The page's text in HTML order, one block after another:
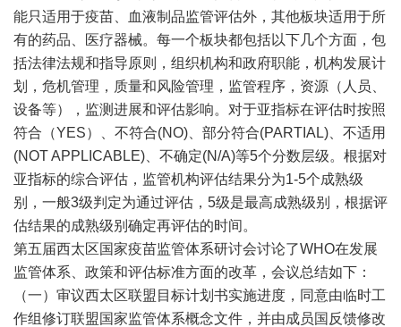
能只适用于疫苗、血液制品监管评估外，其他板块适用于所
有的药品、医疗器械。每一个板块都包括以下几个方面，包
括法律法规和指导原则，组织机构和政府职能，机构发展计
划，危机管理，质量和风险管理，监管程序，资源（人员、
设备等），监测进展和评估影响。对于亚指标在评估时按照
符合（YES）、不符合(NO)、部分符合(PARTIAL)、不适用
(NOT APPLICABLE)、不确定(N/A)等5个分数层级。根据对
亚指标的综合评估，监管机构评估结果分为1-5个成熟级
别，一般3级判定为通过评估，5级是最高成熟级别，根据评
估结果的成熟级别确定再评估的时间。
第五届西太区国家疫苗监管体系研讨会讨论了WHO在发展
监管体系、政策和评估标准方面的改革，会议总结如下：
（一）审议西太区联盟目标计划书实施进度，同意由临时工
作组修订联盟国家监管体系概念文件，并由成员国反馈修改